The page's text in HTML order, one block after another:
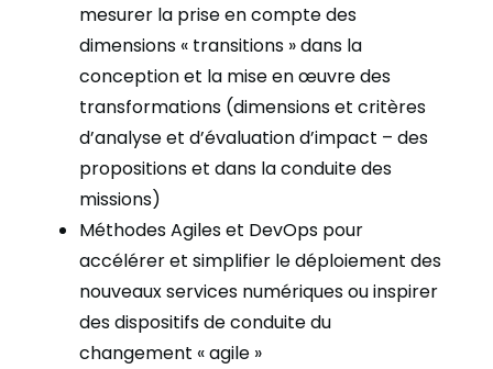
mesurer la prise en compte des
dimensions « transitions » dans la
conception et la mise en œuvre des
transformations (dimensions et critères
d’analyse et d’évaluation d’impact – des
propositions et dans la conduite des
missions)
Méthodes Agiles et DevOps pour
accélérer et simplifier le déploiement des
nouveaux services numériques ou inspirer
des dispositifs de conduite du
changement « agile »